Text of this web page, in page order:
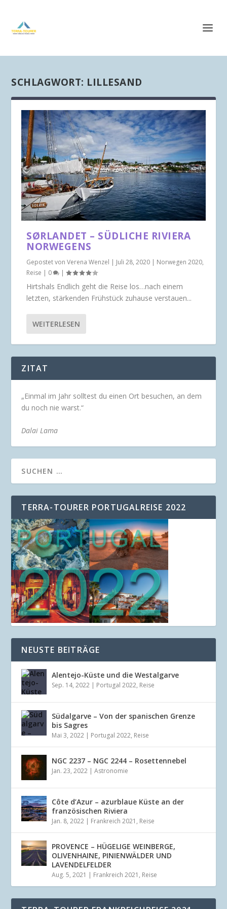
SCHLAGWORT: LILLESAND
SØRLANDET – SÜDLICHE RIVIERA
NORWEGENS
Gepostet vonVerena Wenzel | Juli 28, 2020 | Norwegen 2020,
Reise | 0 |
Hirtshals Endlich geht die Reise los…nach einem
letzten, stärkenden Frühstück zuhause verstauen...
WEITERLESEN
ZITAT
„Einmal im Jahr solltest du einen Ort besuchen, an dem
du noch nie warst.“
Dalai Lama
TERRA-TOURER PORTUGALREISE 2022
NEUSTE BEITRÄGE
Alentejo-Küste und die Westalgarve
Sep. 14, 2022 | Portugal 2022, Reise
Südalgarve – Von der spanischen Grenze
bis Sagres
Mai 3, 2022 | Portugal 2022, Reise
NGC 2237 – NGC 2244 – Rosettennebel
Jan. 23, 2022 |Astronomie
Côte d’Azur – azurblaue Küste an der
französischen Riviera
Jan. 8, 2022 | Frankreich 2021 , Reise
PROVENCE – HÜGELIGE WEINBERGE,
OLIVENHAINE, PINIENWÄLDER UND
LAVENDELFELDER
Aug. 5, 2021 | Frankreich 2021 , Reise